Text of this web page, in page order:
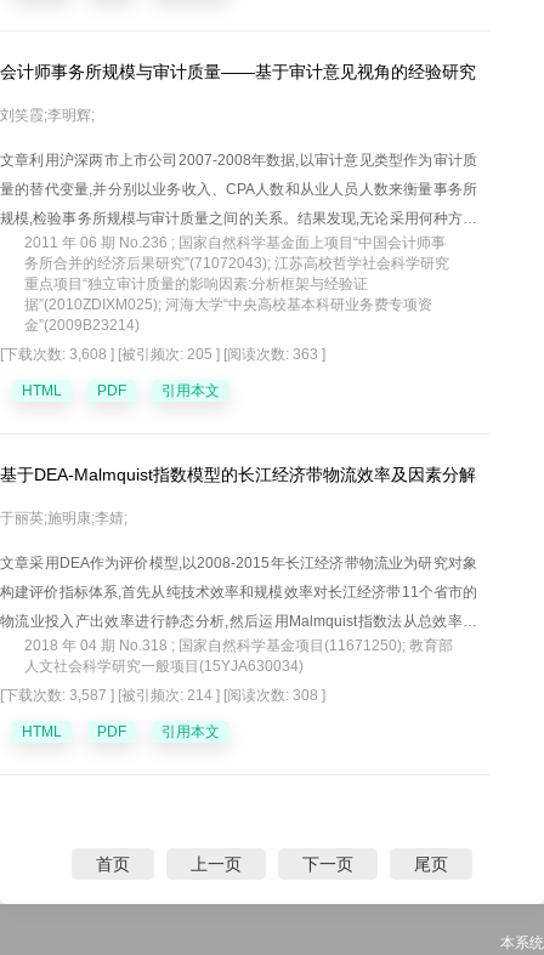
会计师事务所规模与审计质量——基于审计意见视角的经验研究
刘笑霞;李明辉;
文章利用沪深两市上市公司2007-2008年数据,以审计意见类型作为审计质
量的替代变量,并分别以业务收入、CPA人数和从业人员人数来衡量事务所
规模,检验事务所规模与审计质量之间的关系。结果发现,无论采用何种方法
度量事务所规模,其与审计质量之间均未表现出显著的正向关系。进一步的
研究发现,事务所规模与审计质量之间大体上呈倒U型关系,尤其当用业务收
入度量事务所规模时,这种关系更为显著。
2011 年 06 期 No.236 ; 国家自然科学基金面上项目“中国会计师事
务所合并的经济后果研究”(71072043); 江苏高校哲学社会科学研究
重点项目“独立审计质量的影响因素:分析框架与经验证
据”(2010ZDIXM025); 河海大学“中央高校基本科研业务费专项资
金”(2009B23214)
[下载次数: 3,608 ] [被引频次: 205 ] [阅读次数: 363 ]
HTML PDF 引用本文
基于DEA-Malmquist指数模型的长江经济带物流效率及因素分解
于丽英;施明康;李婧;
文章采用DEA作为评价模型,以2008-2015年长江经济带物流业为研究对象
构建评价指标体系,首先从纯技术效率和规模效率对长江经济带11个省市的
物流业投入产出效率进行静态分析,然后运用Malmquist指数法从总效率变
动、技术效率变动以及技术进步变动对长江经济带物流效率的发展进行动
上游地区物流效率相对滞后,但有很大的提升空间;整体来看,技术进步是总效
2018 年 04 期 No.318 ; 国家自然科学基金项目(11671250); 教育部
人文社会科学研究一般项目(15YJA630034)
[下载次数: 3,587 ] [被引频次: 214 ] [阅读次数: 308 ]
HTML PDF 引用本文
首页 上一页 下一页 尾页
本系